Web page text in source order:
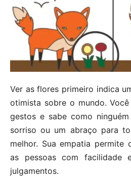
Ver as flores primeiro indica
otimista sobre o mundo.
gestos e sabe como
sorriso ou um abraço para
melhor. Sua empatia permite
as pessoas com facilidade
julgamentos.